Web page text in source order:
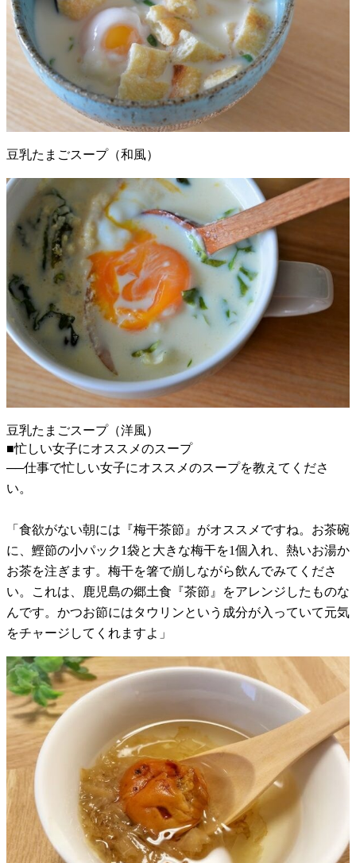
豆乳たまごスープ（和風）
豆乳たまごスープ（洋風）
■忙しい女子にオススメのスープ
──仕事で忙しい女子にオススメのスープを教えてくださ
い。
「食欲がない朝には『梅干茶節』がオススメですね。お茶碗
に、鰹節の小パック1袋と大きな梅干を1個入れ、熱いお湯か
お茶を注ぎます。梅干を箸で崩しながら飲んでみてくださ
い。これは、鹿児島の郷土食『茶節』をアレンジしたものな
んです。かつお節にはタウリンという成分が入っていて元気
をチャージしてくれますよ」